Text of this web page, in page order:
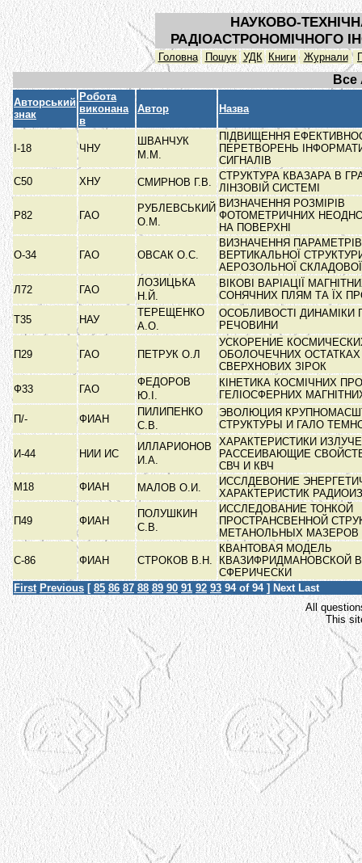
НАУКОВО-
РАДІОАСТРОНОМІЧНОГО
Головна Пошук УДК Книги Журнали
Все
Авторський
знак
Робота
виконана
в
Автор Назва
I-18 ЧНУ
ШВАНЧУК
М.М.
ПІДВИЩЕННЯ
ПЕРЕТВОРЕНЬ
СИГНАЛІВ
С50
ХНУ СМИРНОВ Г.В.
СТРУКТУРА КВАЗАРА В
ЛІНЗОВІЙ СИСТЕМІ
Р82 ГАО
РУБЛЕВСЬКИЙ
О.М.
ВИЗНАЧЕННЯ РОЗМІРІВ
ФОТОМЕТРИЧНИХ
НА ПОВЕРХНІ
О-34 ГАО ОВСАК О.С.
ВИЗНАЧЕННЯ ПАРАМЕТРІВ
ВЕРТИКАЛЬНОЇ
АЕРОЗОЛЬНОЇ
Л72
ГАО
ЛОЗИЦЬКА
Н.Й.
ВІКОВІ ВАРІАЦІЇ
СОНЯЧНИХ ПЛЯМ ТА ЇХ
Т35
НАУ
ТЕРЕЩЕНКО
А.О.
ОСОБЛИВОСТІ ДИНАМІКИ
РЕЧОВИНИ
П29 ГАО ПЕТРУК О.Л
УСКОРЕНИЕ
ОБОЛОЧЕЧНИХ ОСТАТКАХ
СВЕРХНОВИХ ЗІРОК
Ф33
ГАО
ФЕДОРОВ
Ю.І.
КІНЕТИКА КОСМІЧНИХ
ГЕЛІОСФЕРНИХ
П/-
ФИАН
ПИЛИПЕНКО
С.В.
ЭВОЛЮЦИЯ
СТРУКТУРЫ И ГАЛО
И-44 НИИ ИС
ИЛЛАРИОНОВ
И.А.
ХАРАКТЕРИСТИКИ
РАССЕИВАЮЩИЕ
СВЧ И КВЧ
М18
ФИАН МАЛОВ О.И.
ИССЛДЕВОНИЕ
ХАРАКТЕРИСТИК
П49 ФИАН
ПОЛУШКИН
С.В.
ИССЛЕДОВАНИЕ ТОНКОЙ
ПРОСТРАНСВЕННОЙ
МЕТАНОЛЬНЫХ МАЗЕРОВ
С-86 ФИАН СТРОКОВ В.Н.
КВАНТОВАЯ МОДЕЛЬ
КВАЗИФРИДМАНОВСКОЙ
СФЕРИЧЕСКИ
First Previous [ 85 86 87 88 89 90 91 92 93 94of 94 ] Next Last
All
This